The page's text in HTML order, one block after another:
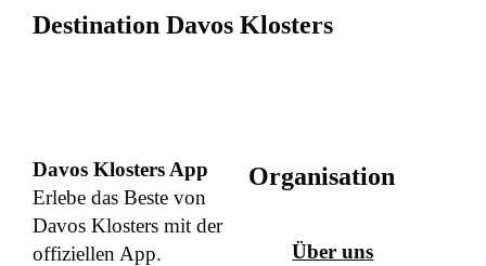
Destination Davos Klosters
Davos Klosters App
Erlebe das Beste von
Davos Klosters mit der
offiziellen App.
Organisation
Über uns